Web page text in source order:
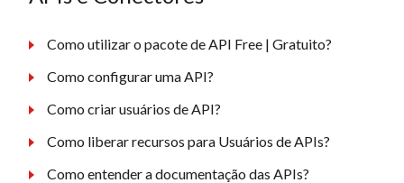
Como utilizar o pacote de API Free | Gratuito?
Como configurar uma API?
Como criar usuários de API?
Como liberar recursos para Usuários de APIs?
Como entender a documentação das APIs?